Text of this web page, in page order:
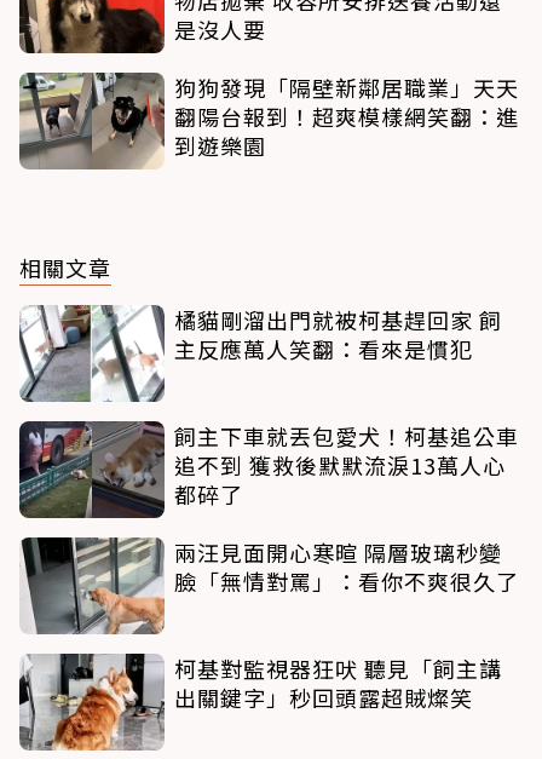
是沒人要
狗狗發現「隔壁新鄰居職業」天天
翻陽台報到！超爽模樣網笑翻：進
到遊樂園
相關文章
橘貓剛溜出門就被柯基趕回家 飼
主反應萬人笑翻：看來是慣犯
飼主下車就丟包愛犬！柯基追公車
追不到 獲救後默默流淚13萬人心
都碎了
兩汪見面開心寒暄 隔層玻璃秒變
臉「無情對罵」：看你不爽很久了
柯基對監視器狂吠 聽見「飼主講
出關鍵字」秒回頭露超賊燦笑